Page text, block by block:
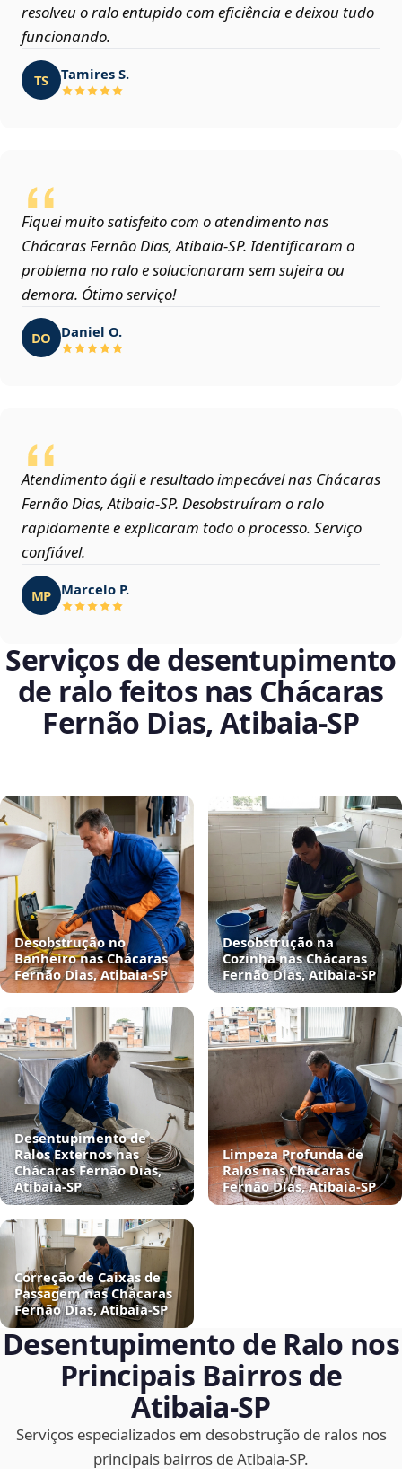
resolveu o ralo entupido com eficiência e deixou tudo
funcionando.
TS Tamires S.
Fiquei muito satisfeito com o atendimento nas
Chácaras Fernão Dias, Atibaia‑SP. Identificaram o
problema no ralo e solucionaram sem sujeira ou
demora. Ótimo serviço!
DO Daniel O.
Atendimento ágil e resultado impecável nas Chácaras
Fernão Dias, Atibaia‑SP. Desobstruíram o ralo
rapidamente e explicaram todo o processo. Serviço
confiável.
MP Marcelo P.
Serviços de desentupimento
de ralo feitos nas Chácaras
Fernão Dias, Atibaia‑SP
Desobstrução no
Banheiro nas Chácaras
Fernão Dias, Atibaia‑SP
Desobstrução na
Cozinha nas Chácaras
Fernão Dias, Atibaia‑SP
Desentupimento de
Ralos Externos nas
Chácaras Fernão Dias,
Atibaia‑SP
Limpeza Profunda de
Ralos nas Chácaras
Fernão Dias, Atibaia‑SP
Correção de Caixas de
Passagem nas Chácaras
Fernão Dias, Atibaia‑SP
Desentupimento de Ralo nos
Principais Bairros de
Atibaia‑SP
Serviços especializados em desobstrução de ralos nos
principais bairros de Atibaia‑SP.